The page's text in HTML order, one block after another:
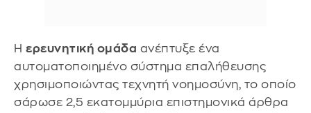
Η ερευνητική ομάδα ανέπτυξε ένα
αυτοματοποιημένο σύστημα επαλήθευσης
χρησιμοποιώντας τεχνητή νοημοσύνη, το οποίο
σάρωσε 2,5 εκατομμύρια επιστημονικά άρθρα